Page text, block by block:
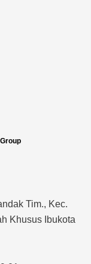
Tim., Kec.
Khusus Ibukota